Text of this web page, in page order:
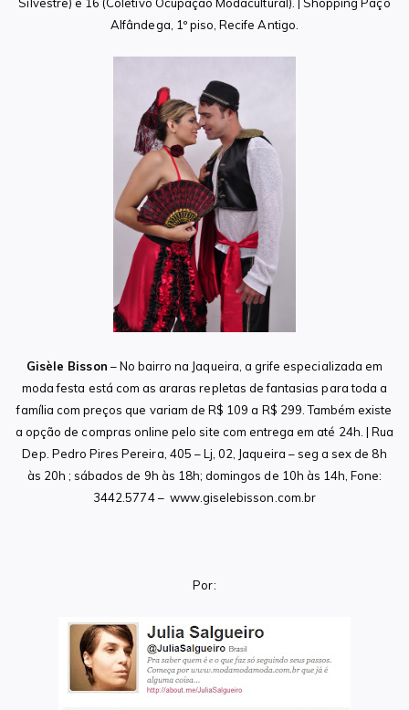
Silvestre) e 16 (Coletivo Ocupação Modacultural). | Shopping Paço
Alfândega, 1º piso, Recife Antigo.
Gisèle Bisson – No bairro na Jaqueira, a grife especializada em
moda festa está com as araras repletas de fantasias para toda a
família com preços que variam de R$ 109 a R$ 299. Também existe
a opção de compras online pelo site com entrega em até 24h. | Rua
Dep. Pedro Pires Pereira, 405 – Lj, 02, Jaqueira – seg a sex de 8h
às 20h ; sábados de 9h às 18h; domingos de 10h às 14h, Fone:
3442.5774 – www.giselebisson.com.br
Por: